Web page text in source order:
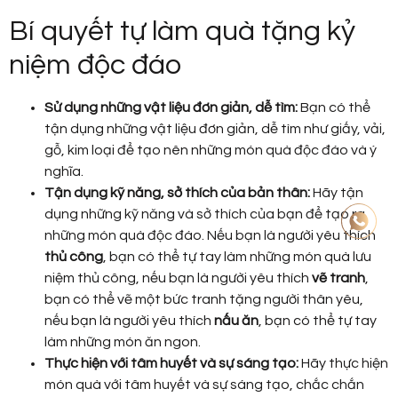
Bí quyết tự làm quà tặng kỷ
niệm độc đáo
Sử dụng những vật liệu đơn giản, dễ tìm:Bạn có thể
tận dụng những vật liệu đơn giản, dễ tìm như giấy, vải,
gỗ, kim loại để tạo nên những món quà độc đáo và ý
nghĩa.
Tận dụng kỹ năng, sở thích của bản thân:Hãy tận
dụng những kỹ năng và sở thích của bạn để tạo ra
những món quà độc đáo. Nếu bạn là người yêu thích
thủ công , bạn có thể tự tay làm những món quà lưu
niệm thủ công, nếu bạn là người yêu thích vẽ tranh
bạn có thể vẽ một bức tranh tặng người thân yêu,
nếu bạn là người yêu thích nấu ăn , bạn có thể tự tay
làm những món ăn ngon.
Thực hiện với tâm huyết và sự sáng tạo:Hãy thực hiện
món quà với tâm huyết và sự sáng tạo, chắc chắn